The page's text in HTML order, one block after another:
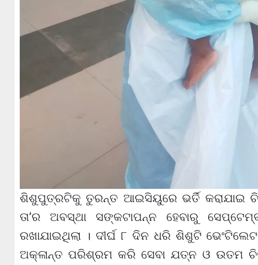
ଶିଶୁପୁତ୍ରଟିକୁ ତୁରନ୍ତ ଆଇସିୟୁରେ ଭର୍ତି କରାଯାଇ
ତା’ର ଅବସ୍ଥା ସଙ୍କଟାପନ୍ନ ହେବାରୁ
ରଖାଯାଇଥିଲା । ଦୀର୍ଘ ୮ ଦିନ ଧରି ଶିଶୁଟି
ଅକ୍ଳାନ୍ତ ପରିଶ୍ରମ କରି ସେବା ଯତ୍ନ ଓ ଉତମ